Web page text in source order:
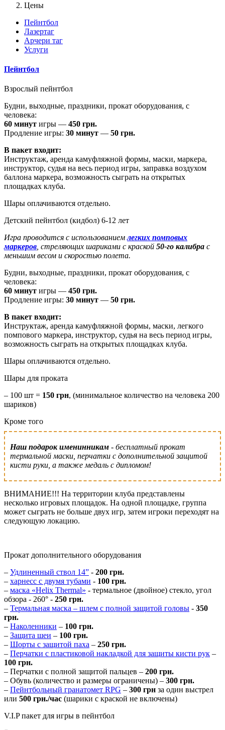
Цены
Пейнтбол
Лазертаг
Арчери таг
Услуги
Пейнтбол
Взрослый пейнтбол
Будни, выходные, праздники, прокат оборудования, с
человека:
60 минут игры — 450 грн.
Продление игры: 30 минут — 50 грн.
В пакет входит:
Инструктаж, аренда камуфляжной формы, маски, маркера,
инструктор, судья на весь период игры, заправка воздухом
баллона маркера, возможность сыграть на открытых
площадках клуба.
Шары оплачиваются отдельно.
Детский пейнтбол (кидбол) 6-12 лет
Игра проводится с использованиемлегких помповых
маркеров, стреляющих шариками с краской 50-го калибра с
меньшим весом и скоростью полета.
Будни, выходные, праздники, прокат оборудования, с
человека:
60 минут игры — 450 грн.
Продление игры: 30 минут — 50 грн.
В пакет входит:
Инструктаж, аренда камуфляжной формы, маски, легкого
помпового маркера, инструктор, судья на весь период игры,
возможность сыграть на открытых площадках клуба.
Шары оплачиваются отдельно.
Шары для проката
– 100 шт = 150 грн, (минимальное количество на человека 200
шариков)
Кроме того
Наш подарок именинникам - бесплатный прокат
термальной маски, перчатки с дополнительной защитой
кисти руки, а также медаль с дипломом!
ВНИМАНИЕ!!! На территории клуба представлены
несколько игровых площадок. На одной площадке, группа
может сыграть не больше двух игр, затем игроки переходят на
следующую локацию.
Прокат дополнительного оборудования
– Удлиненный ствол 14” - 200 грн.
– харнесс с двумя тубами - 100 грн.
– маска «Helix Thermal» - термальное (двойное) стекло, угол
обзора - 260° - 250 грн.
– Термальная маска – шлем с полной защитой головы - 350
грн.
– Наколенники – 100 грн.
– Защита шеи – 100 грн.
– Шорты с защитой паха – 250 грн.
– Перчатки с пластиковой накладкой для защиты кисти рук –
100 грн.
– Перчатки с полной защитой пальцев – 200 грн.
– Обувь (количество и размеры ограничены) – 300 грн.
– Пейнтбольный гранатомет RPG – 300 грн за один выстрел
или 500 грн./час (шарики с краской не включены)
V.I.P пакет для игры в пейнтбол